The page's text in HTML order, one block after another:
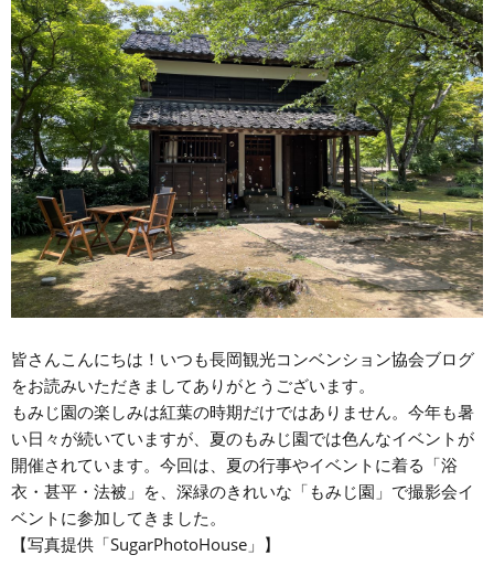
皆さんこんにちは！いつも長岡観光コンベンション協会ブログ
をお読みいただきましてありがとうございます。
もみじ園の楽しみは紅葉の時期だけではありません。今年も暑
い日々が続いていますが、夏のもみじ園では色んなイベントが
開催されています。今回は、夏の行事やイベントに着る「浴
衣・甚平・法被」を、深緑のきれいな「もみじ園」で撮影会イ
ベントに参加してきました。
【写真提供「SugarPhotoHouse」】